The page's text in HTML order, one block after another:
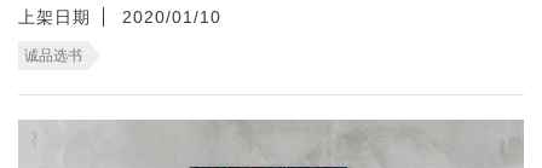
上架日期 2020/01/10
诚品选书